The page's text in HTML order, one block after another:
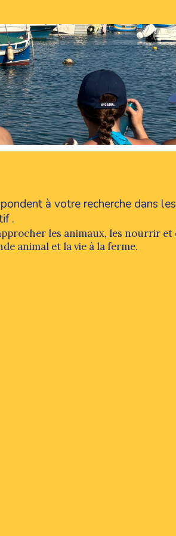
à votre recherche dans
.
les animaux, les nourrir
animal et la vie à la ferme.